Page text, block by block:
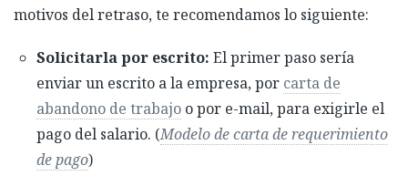
motivos del retraso, te recomendamos lo siguiente:
Solicitarla por escrito: El primer paso sería
enviar un escrito a la empresa, por carta de
abandono de trabajo o por e-mail, para exigirle el
pago del salario. (Modelo de carta de requerimiento
de pago)